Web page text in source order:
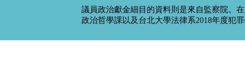
議員政治獻金細目的資料則是來自監察院。
政治哲學課以及台北大學法律系2018年度犯